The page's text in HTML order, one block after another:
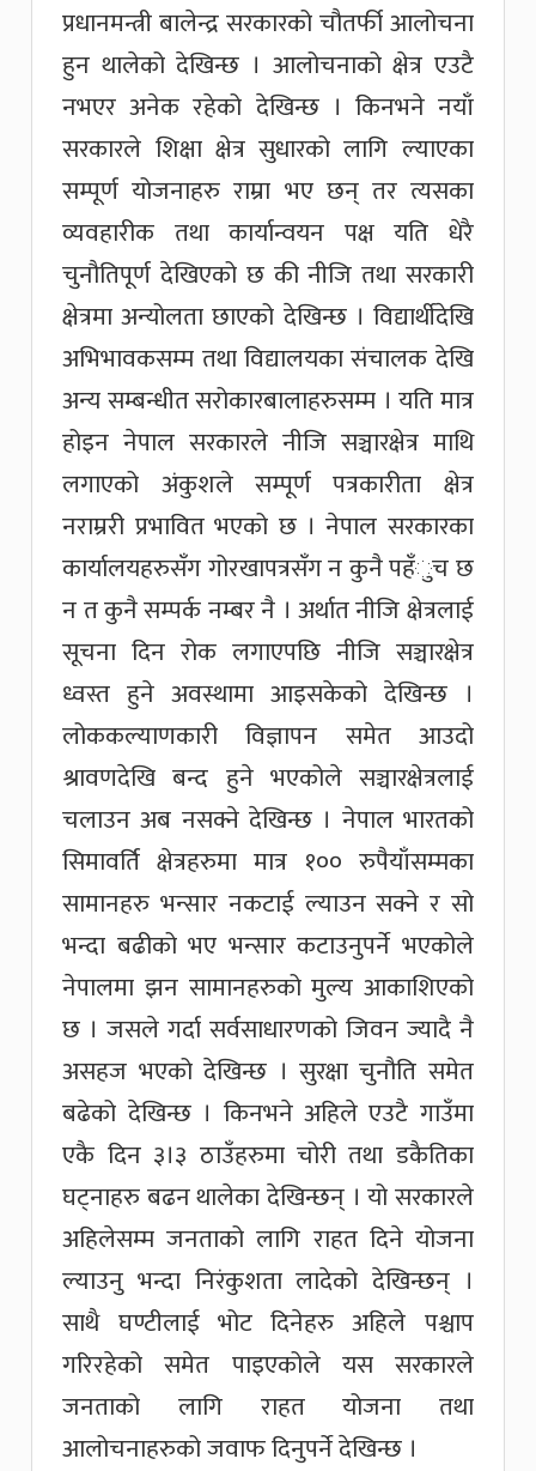
प्रधानमन्त्री बालेन्द्र सरकारको चौतर्फी आलोचना
हुन थालेको देखिन्छ । आलोचनाको क्षेत्र एउटै
नभएर अनेक रहेको देखिन्छ । किनभने नयाँ
सरकारले शिक्षा क्षेत्र सुधारको लागि ल्याएका
सम्पूर्ण योजनाहरु राम्रा भए छन् तर त्यसका
व्यवहारीक तथा कार्यान्वयन पक्ष यति धेरै
चुनौतिपूर्ण देखिएको छ की नीजि तथा सरकारी
क्षेत्रमा अन्योलता छाएको देखिन्छ । विद्यार्थीदेखि
अभिभावकसम्म तथा विद्यालयका संचालक देखि
अन्य सम्बन्धीत सरोकारबालाहरुसम्म । यति मात्र
होइन नेपाल सरकारले नीजि सञ्चारक्षेत्र माथि
लगाएको अंकुशले सम्पूर्ण पत्रकारीता क्षेत्र
नराम्ररी प्रभावित भएको छ । नेपाल सरकारका
कार्यालयहरुसँग गोरखापत्रसँग न कुनै पहँुच छ
न त कुनै सम्पर्क नम्बर नै । अर्थात नीजि क्षेत्रलाई
सूचना दिन रोक लगाएपछि नीजि सञ्चारक्षेत्र
ध्वस्त हुने अवस्थामा आइसकेको देखिन्छ ।
लोककल्याणकारी विज्ञापन समेत आउदो
श्रावणदेखि बन्द हुने भएकोले सञ्चारक्षेत्रलाई
चलाउन अब नसक्ने देखिन्छ । नेपाल भारतको
सिमावर्ति क्षेत्रहरुमा मात्र १०० रुपैयाँसम्मका
सामानहरु भन्सार नकटाई ल्याउन सक्ने र सो
भन्दा बढीको भए भन्सार कटाउनुपर्ने भएकोले
नेपालमा झन सामानहरुको मुल्य आकाशिएको
छ । जसले गर्दा सर्वसाधारणको जिवन ज्यादै नै
असहज भएको देखिन्छ । सुरक्षा चुनौति समेत
बढेको देखिन्छ । किनभने अहिले एउटै गाउँमा
एकै दिन ३।३ ठाउँहरुमा चोरी तथा डकैतिका
घट्नाहरु बढन थालेका देखिन्छन् । यो सरकारले
अहिलेसम्म जनताको लागि राहत दिने योजना
ल्याउनु भन्दा निरंकुशता लादेको देखिन्छन् ।
साथै घण्टीलाई भोट दिनेहरु अहिले पश्चाप
गरिरहेको समेत पाइएकोले यस सरकारले
जनताको लागि राहत योजना तथा
आलोचनाहरुको जवाफ दिनुपर्ने देखिन्छ ।